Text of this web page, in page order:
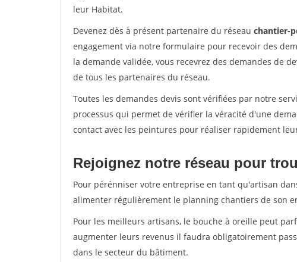
leur Habitat.
Devenez dès à présent partenaire du réseau chantier-
engagement via notre formulaire pour recevoir des
la demande validée, vous recevrez des demandes de
de tous les partenaires du réseau.
Toutes les demandes devis sont vérifiées par notre
processus qui permet de vérifier la véracité d'une
contact avec les peintures pour réaliser rapidement
Rejoignez notre réseau pour
Pour pérénniser votre entreprise en tant qu'artisan
alimenter régulièrement le planning chantiers de son
Pour les meilleurs artisans, le bouche à oreille peut
augmenter leurs revenus il faudra obligatoirement
dans le secteur du bâtiment.